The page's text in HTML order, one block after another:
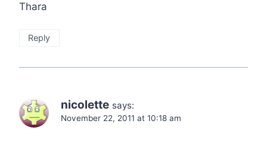
Thara
Reply
nicolette says:
November 22, 2011 at 10:18 am